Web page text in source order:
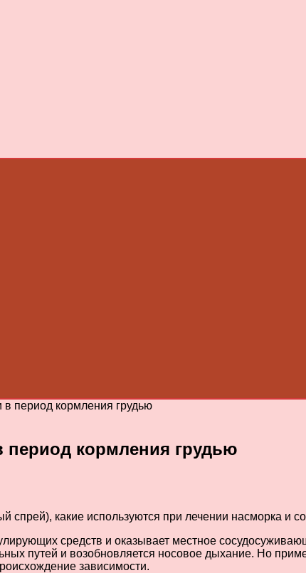
период кормления грудью
период кормления грудью
спрей), какие используются при лечении насморка и
средств и оказывает местное
путей и возобновляется носовое дыхание. Но
зависимости.